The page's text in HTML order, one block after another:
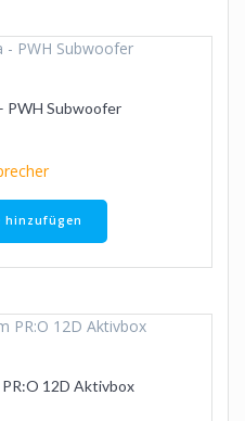
PWH Subwoofer
hinzufügen
12D Aktivbox